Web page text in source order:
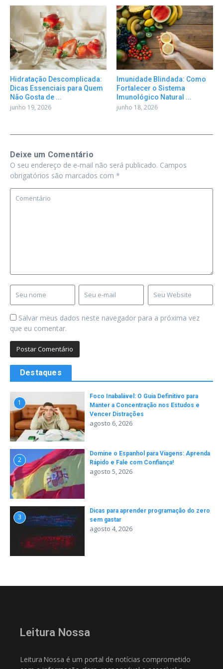
Hidratação Descomplicada:
Dicas Essenciais para Quem
Não Gosta de ...
junho 19, 2026
Imunidade Blindada: Como
Fortalecer o Sistema
Imunológico Natural ...
junho 18, 2026
Deixe um Comentário
O seu endereço de e-mail não será publicado. Campos
obrigatórios são marcados com *
Salvar meus dados neste navegador para a próxima vez
que eu comentar.
Destaques
1
Foco Inabalável: O Guia Definitivo para
Manter a Concentração nos Estudos e
Vencer Distrações
agosto 6, 2026
2
Domine o Espanhol para Viagens: Aprenda
Rápido e Fale com Confiança!
agosto 5, 2026
3
Dicas para aprender programação do zero
sem gastar
agosto 4, 2026
Leitura Nossa
Leitura Nossa é um portal de notícias comprometido